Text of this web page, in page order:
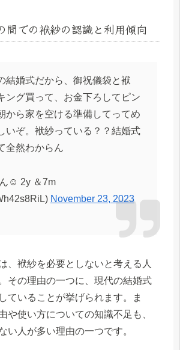
間での袱紗の認識と利用傾向
結婚式だから、御祝儀袋と袱
ング買って、お金下ろしてピン
から家を空ける準備してってめ
いぞ。袱紗っている？？結婚式
全然わからん
☺︎ 2y ＆7m
November 23, 2023
、袱紗を必要としないと考える人
その理由の一つに、現代の結婚式
ていることが挙げられます。ま
や使い方についての知識不足も、
い人が多い理由の一つです。